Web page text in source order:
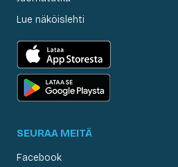
Lue näköislehti
SEURAA MEITÄ
Facebook